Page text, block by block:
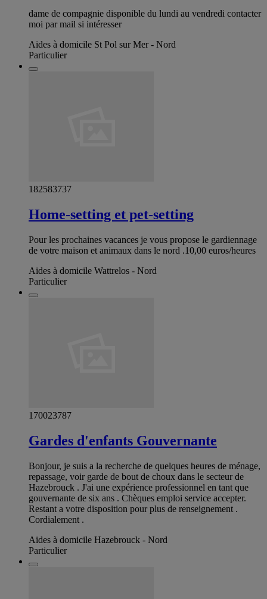
dame de compagnie disponible du lundi au vendredi contacter
moi par mail si intéresser
Aides à domicile St Pol sur Mer - Nord
Particulier
182583737
Home-setting et pet-setting
Pour les prochaines vacances je vous propose le gardiennage
de votre maison et animaux dans le nord .10,00 euros/heures
Aides à domicile Wattrelos - Nord
Particulier
170023787
Gardes d'enfants Gouvernante
Bonjour, je suis a la recherche de quelques heures de ménage,
repassage, voir garde de bout de choux dans le secteur de
Hazebrouck . J'ai une expérience professionnel en tant que
gouvernante de six ans . Chèques emploi service accepter.
Restant a votre disposition pour plus de renseignement .
Cordialement .
Aides à domicile Hazebrouck - Nord
Particulier